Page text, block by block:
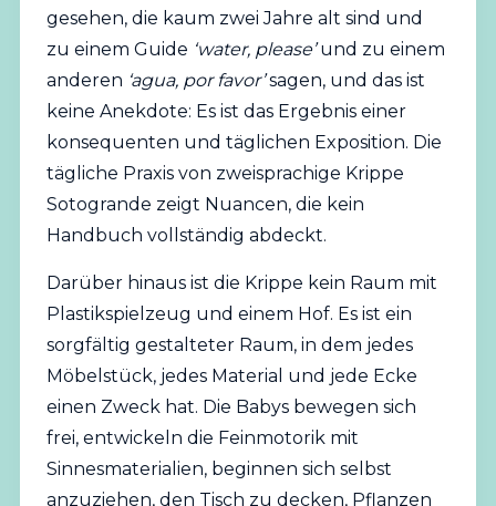
gesehen, die kaum zwei Jahre alt sind und
zu einem Guide ‘water, please’und zu einem
anderen ‘agua, por favor’sagen, und das ist
keine Anekdote: Es ist das Ergebnis einer
konsequenten und täglichen Exposition. Die
tägliche Praxis von zweisprachige Krippe
Sotogrande zeigt Nuancen, die kein
Handbuch vollständig abdeckt.
Darüber hinaus ist die Krippe kein Raum mit
Plastikspielzeug und einem Hof. Es ist ein
sorgfältig gestalteter Raum, in dem jedes
Möbelstück, jedes Material und jede Ecke
einen Zweck hat. Die Babys bewegen sich
frei, entwickeln die Feinmotorik mit
Sinnesmaterialien, beginnen sich selbst
anzuziehen, den Tisch zu decken, Pflanzen